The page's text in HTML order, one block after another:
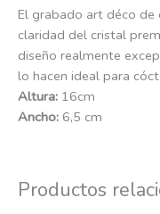
El grabado art déco
claridad del cristal
diseño realmente
lo hacen ideal para
Altura: 16cm
Ancho: 6,5 cm
Productos